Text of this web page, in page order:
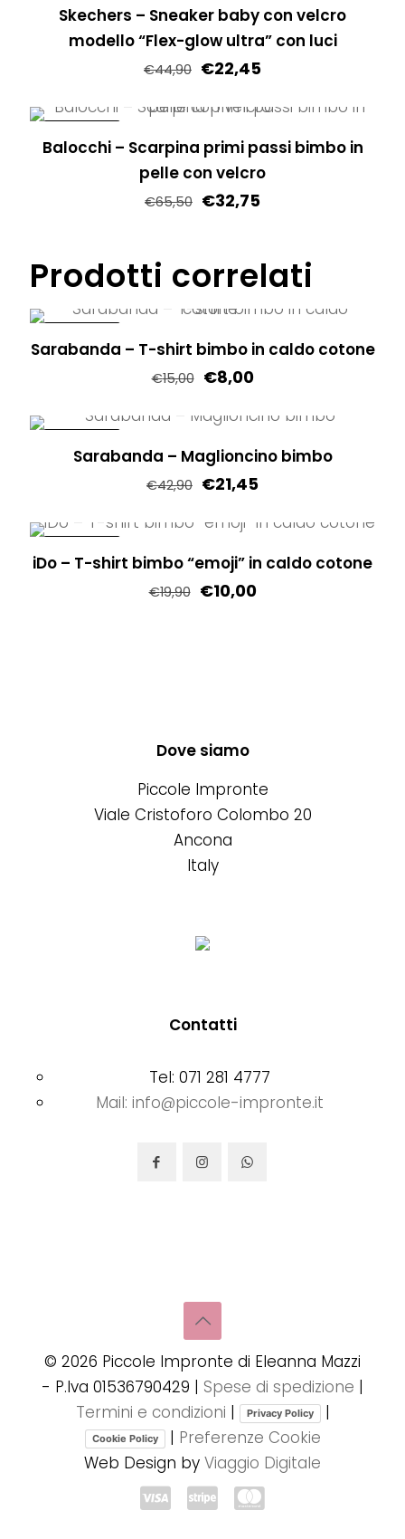
ha
più
varianti.
opzioni
possono
essere
scelte
del
Skechers – Sneaker baby con velcro
modello “Flex-glow ultra” con luci
€44,90 €22,45
ha
più
varianti.
possono
nella
pagina
prodotto
Balocchi – Scarpina primi passi bimbo in
pelle con velcro
€65,50 €32,75
ha
più
Le
opzioni
scelte
nella
prodotto
Prodotti correlati
Sarabanda – T-shirt bimbo in caldo cotone
€15,00 €8,00
ha
più
opzioni
possono
prodotto
Sarabanda – Maglioncino bimbo
€42,90 €21,45
ha
più
scelte
pagina
del
prodotto
iDo – T-shirt bimbo “emoji” in caldo cotone
€19,90 €10,00
Le
possono
essere
scelte
nella
prodotto
Dove siamo
Piccole Impronte
Viale Cristoforo Colombo 20
Ancona
Italy
Contatti
Tel: 071 281 4777
Mail: info@piccole-impronte.it
© 2026 Piccole Impronte di Eleanna Mazzi
- P.Iva 01536790429 | Spese di spedizione |
Termini e condizioni | Privacy Policy |
Cookie Policy | Preferenze Cookie
Web Design by Viaggio Digitale